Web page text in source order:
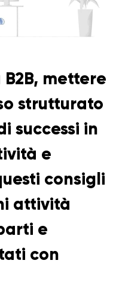
B2B, mettere
strutturato
successi in
e
consigli
attività
e
con